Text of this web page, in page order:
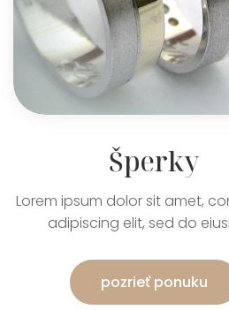
Šperky
Lorem ipsum dolor sit amet,
adipiscing elit, sed do
pozrieť ponuku